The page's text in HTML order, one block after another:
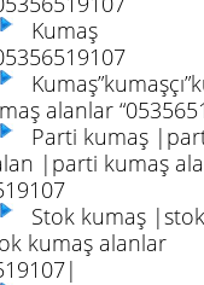
Kumaş
alanlar
Parti kumaş
|parti kumaş
Stok kumaş
kumaş alanlar